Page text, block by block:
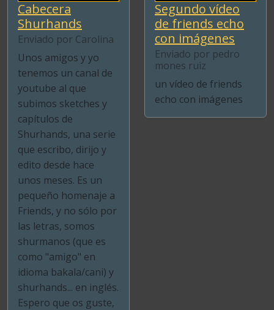
Cabecera
Shurhands
Enviado por Carolina
Unos amigos y yo
tenemos un canal de
youtube al que
subimos sketches y
capítulos de
Shurhands, una serie
que escribo, dirijo y
edito desde hace
unos meses. Es un
pequeño homenaje a
Friends, y no sólo por
las letras, somos
shurmanos (que es
como "amigo" en
idioma bakala/cani) y
shurhands... en inglés.
Espero que os guste,
Segundo vídeo
de friends echo
con imágenes
Enviado por pedro
mones ruiz
un vídeo de friends
echo con imágenes